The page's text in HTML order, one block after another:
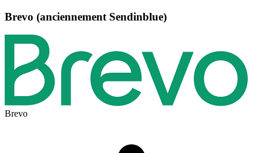
Brevo (anciennement Sendinblue)
Brevo